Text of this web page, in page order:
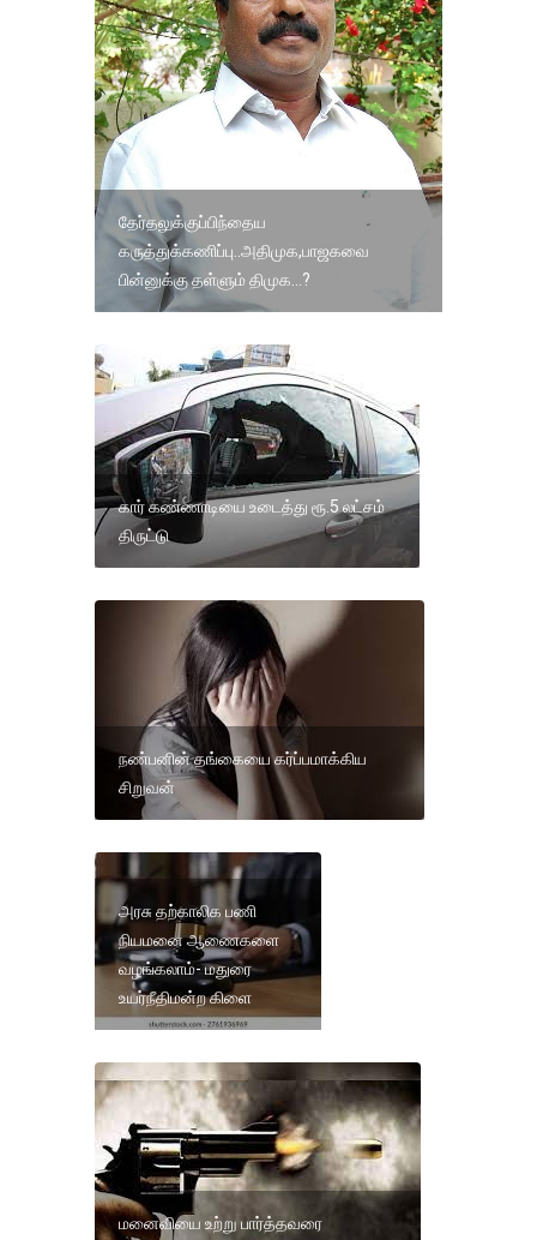
தேர்தலுக்குப்பிந்தைய
கருத்துக்கணிப்பு..அதிமுக,பாஜகவை
பின்னுக்கு தள்ளும் திமுக...?
கார் கண்ணாடியை உடைத்து ரூ.5 லட்சம்
திருட்டு
நண்பனின் தங்கையை கர்ப்பமாக்கிய
சிறுவன்
அரசு தற்காலிக பணி
நியமனை ஆணைகளை
வழங்கலாம்- மதுரை
உயர்நீதிமன்ற கிளை
மனைவியை உற்று பார்த்தவரை